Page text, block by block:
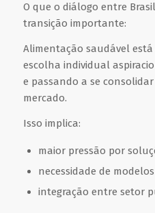
O que o diálogo entre
transição importante:
Alimentação saudável
escolha individual
e passando a se
mercado.
Isso implica:
maior pressão por
necessidade de
integração entre setor